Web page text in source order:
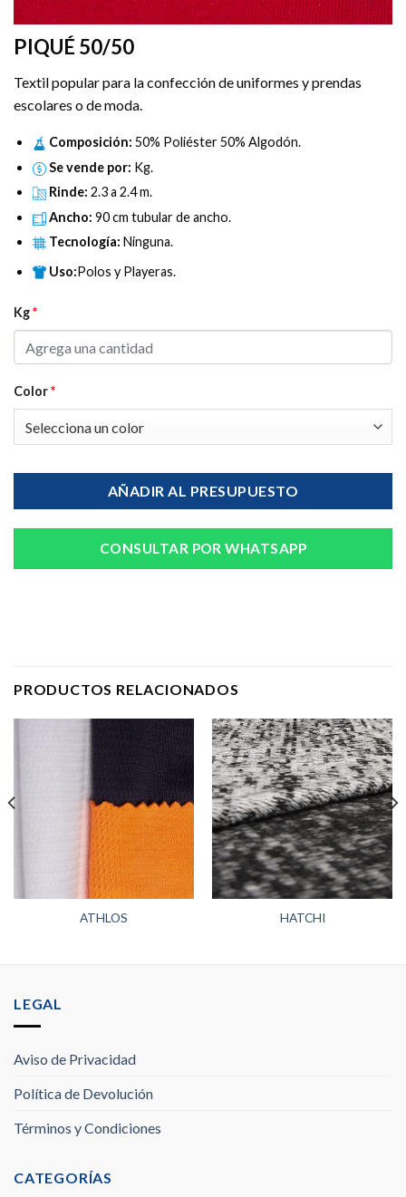
PIQUÉ 50/50
Textil popular para la confección de uniformes y prendas
escolares o de moda.
Composición: 50% Poliéster 50% Algodón.
Se vende por: Kg.
Rinde: 2.3 a 2.4 m.
Ancho: 90 cm tubular de ancho.
Tecnología: Ninguna.
Uso:Polos y Playeras.
Kg*
Color*
AÑADIR AL PRESUPUESTO
CONSULTAR POR WHATSAPP
PRODUCTOS RELACIONADOS
ATHLOS HATCHI
LEGAL
Aviso de Privacidad
Política de Devolución
Términos y Condiciones
CATEGORÍAS